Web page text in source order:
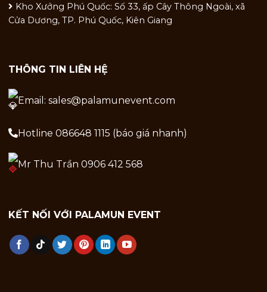
Kho Xưởng Phú Quốc: Số 33, ấp Cây Thông Ngoài, xã
Cửa Dương, TP. Phú Quốc, Kiên Giang
THÔNG TIN LIÊN HỆ
Email: sales@palamunevent.com
Hotline 086648 1115 (báo giá nhanh)
Mr Thu Trần 0906 412 568
KẾT NỐI VỚI PALAMUN EVENT